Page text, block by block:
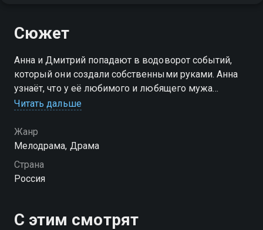
Сюжет
Анна и Дмитрий попадают в водоворот событий,
который они создали собственными руками. Анна
узнаёт, что у её любимого и любящего мужа
Дмитрия на стороне есть семилетний сын. В то же
странные события
Читать дальше
Жанр
Мелодрама, Драма
Страна
Россия
С этим смотрят